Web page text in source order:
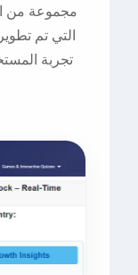
مجموعة من
التي تم
تجربة